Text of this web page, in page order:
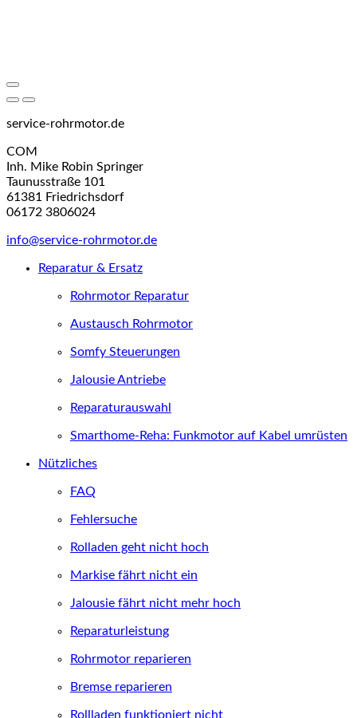
service-rohrmotor.de
COM
Inh. Mike Robin Springer
Taunusstraße 101
61381 Friedrichsdorf
06172 3806024
info@service-rohrmotor.de
Reparatur & Ersatz
Rohrmotor Reparatur
Austausch Rohrmotor
Somfy Steuerungen
Jalousie Antriebe
Reparaturauswahl
Smarthome-Reha: Funkmotor auf Kabel umrüsten
Nützliches
FAQ
Fehlersuche
Rolladen geht nicht hoch
Markise fährt nicht ein
Jalousie fährt nicht mehr hoch
Reparaturleistung
Rohrmotor reparieren
Bremse reparieren
Rollladen funktioniert nicht